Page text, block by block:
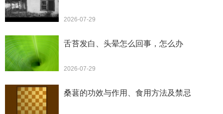
2026-07-29
舌苔发白、头晕怎么回事，怎么办
2026-07-29
桑葚的功效与作用、食用方法及禁忌